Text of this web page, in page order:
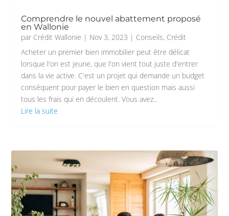
Comprendre le nouvel abattement proposé
en Wallonie
par Crédit Wallonie | Nov 3, 2023 | Conseils, Crédit
Acheter un premier bien immobilier peut être délicat
lorsque l'on est jeune, que l'on vient tout juste d'entrer
dans la vie active. C'est un projet qui demande un budget
conséquent pour payer le bien en question mais aussi
tous les frais qui en découlent. Vous avez...
Lire la suite